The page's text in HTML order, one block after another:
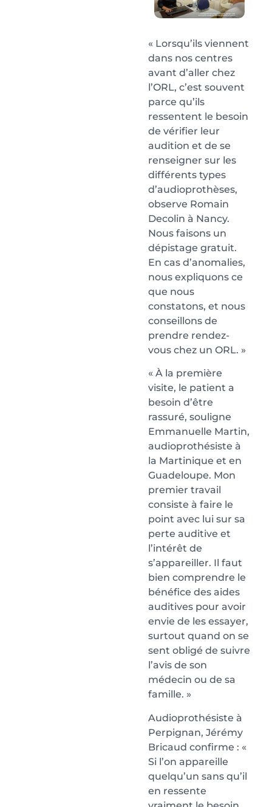
« Lorsqu’ils viennent
dans nos centres
avant d’aller chez
l’ORL, c’est souvent
parce qu’ils
ressentent le besoin
de vérifier leur
audition et de se
renseigner sur les
différents types
d’audioprothèses,
observe Romain
Decolin à Nancy.
Nous faisons un
dépistage gratuit.
En cas d’anomalies,
nous expliquons ce
que nous
constatons, et nous
conseillons de
prendre rendez-
vous chez un ORL. »
« À la première
visite, le patient a
besoin d’être
rassuré, souligne
Emmanuelle Martin,
audioprothésiste à
la Martinique et en
Guadeloupe. Mon
premier travail
consiste à faire le
point avec lui sur sa
perte auditive et
l’intérêt de
s’appareiller. Il faut
bien comprendre le
bénéfice des aides
auditives pour avoir
envie de les essayer,
surtout quand on se
sent obligé de suivre
l’avis de son
médecin ou de sa
famille. »
Audioprothésiste à
Perpignan, Jérémy
Bricaud confirme : «
Si l’on appareille
quelqu’un sans qu’il
en ressente